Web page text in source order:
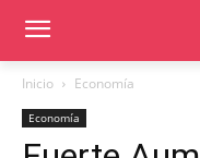
Inicio Economía
Economía